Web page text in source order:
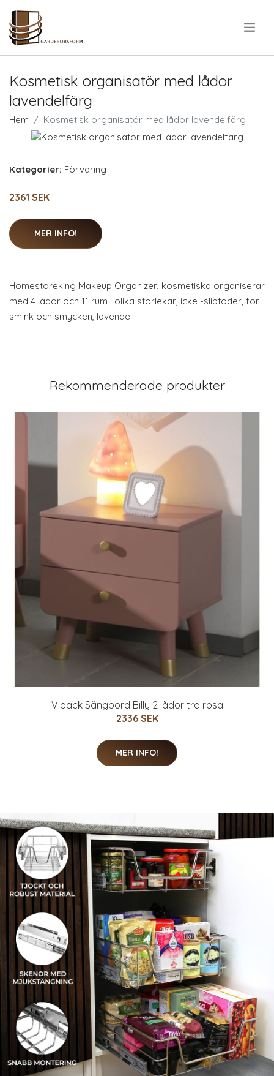
Kosmetisk organisatör med lådor
lavendelfärg
Hem Kosmetisk organisatör med lådor lavendelfärg
Kategorier: Förvaring
2361 SEK
MER INFO!
Homestoreking Makeup Organizer, kosmetiska organiserar
med 4 lådor och 11 rum i olika storlekar, icke -slipfoder, för
smink och smycken, lavendel
Rekommenderade produkter
Vipack Sängbord Billy 2 lådor trä rosa
2336 SEK
MER INFO!